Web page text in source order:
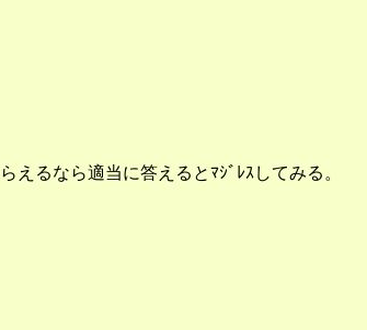
るなら適当に答えるとﾏｼﾞﾚｽしてみる。